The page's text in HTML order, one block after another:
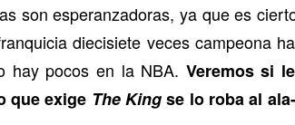
son esperanzadoras, ya que es
diecisiete veces campeona
hay pocos en la NBA. Veremos si
que exige The Kingse lo roba al